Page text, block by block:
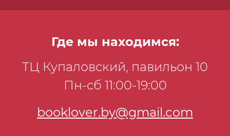
Где мы находимся:
ТЦ Купаловский, павильон 10
Пн-сб 11:00-19:00
booklover.by@gmail.com